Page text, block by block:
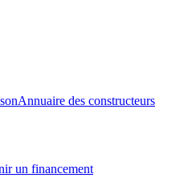
Annuaire des constructeurs
un financement